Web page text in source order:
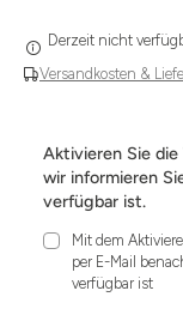
Versandkosten &
Derzeit nicht
Aktivieren Sie
wir informieren
verfügbar ist.
Mit dem
per E-Mail
verfügbar ist